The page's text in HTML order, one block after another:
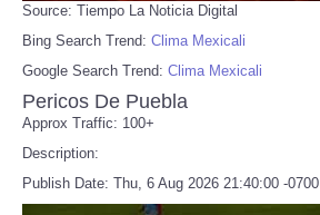
Source: Tiempo La Noticia Digital
Bing Search Trend: Clima Mexicali
Google Search Trend: Clima Mexicali
Pericos De Puebla
Approx Traffic: 100+
Description:
Publish Date: Thu, 6 Aug 2026 21:40:00 -0700